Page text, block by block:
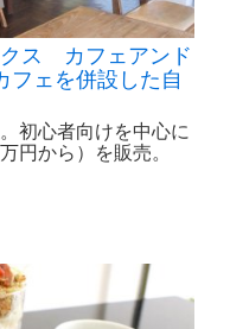
クス カフェアンド
フェを併設した自
初心者向けを中心に
円から）を販売。